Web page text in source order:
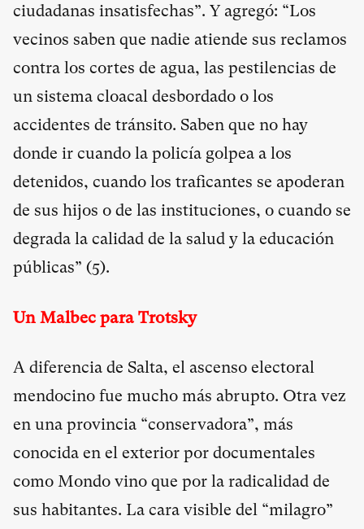
ciudadanas insatisfechas”. Y agregó: “Los
vecinos saben que nadie atiende sus reclamos
contra los cortes de agua, las pestilencias de
un sistema cloacal desbordado o los
accidentes de tránsito. Saben que no hay
donde ir cuando la policía golpea a los
detenidos, cuando los traficantes se apoderan
de sus hijos o de las instituciones, o cuando se
degrada la calidad de la salud y la educación
públicas” (5).
Un Malbec para Trotsky
A diferencia de Salta, el ascenso electoral
mendocino fue mucho más abrupto. Otra vez
en una provincia “conservadora”, más
conocida en el exterior por documentales
como Mondo vino que por la radicalidad de
sus habitantes. La cara visible del “milagro”